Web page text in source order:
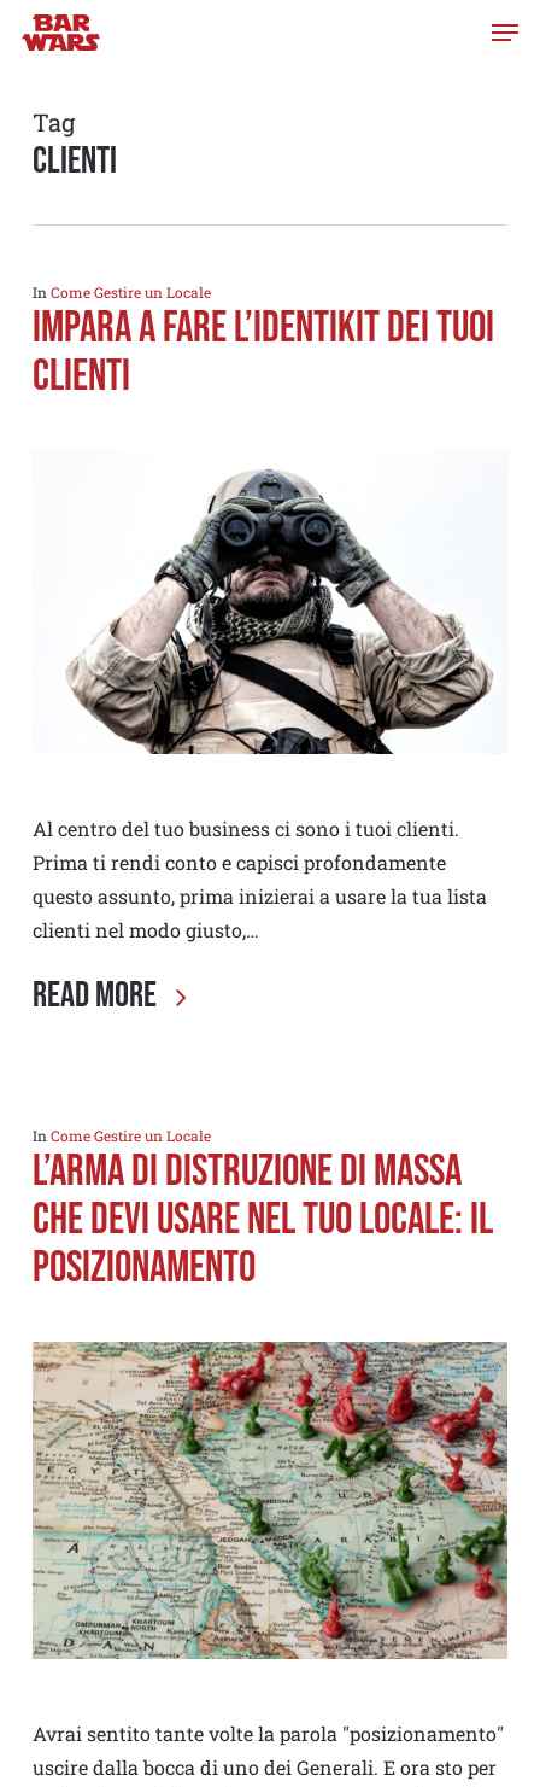
Skip
content
Tag
clienti
In Come Gestire un Locale
IMPARA A FARE L’IDENTIKIT DEI TUOI
CLIENTI
Al centro del tuo business ci sono i tuoi clienti.
Prima ti rendi conto e capisci profondamente
questo assunto, prima inizierai a usare la tua lista
clienti nel modo giusto,…
Read More
InCome Gestire un Locale
L’ARMA DI DISTRUZIONE DI MASSA
CHE DEVI USARE NEL TUO LOCALE: IL
POSIZIONAMENTO
Avrai sentito tante volte la parola "posizionamento"
uscire dalla bocca di uno dei Generali. E ora sto per